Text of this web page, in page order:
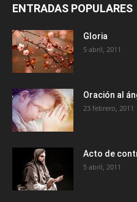
ENTRADAS POPULARES
Gloria
5 abril, 2011
Oración al
23 febrero, 2011
Acto de
5 abril, 2011